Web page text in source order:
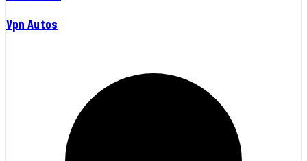
Vpn Autos